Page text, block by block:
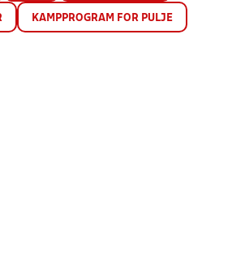
KAMPPROGRAM FOR PULJE